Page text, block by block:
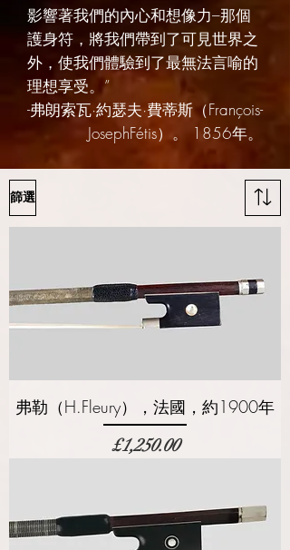
影響著我們的內心和想像力–那個
護身符，將我們帶到了可見世界之
外，使我們體驗到了最無法言喻的
理想享受。”
-弗朗索瓦·約瑟夫·費蒂斯（François-
JosephFétis）。 1856年。
篩選
弗勒（H.Fleury），法國，約1900年
價格
£1,250.00